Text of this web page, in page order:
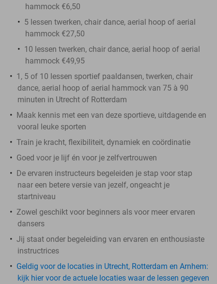
hammock €6,50
5 lessen twerken, chair dance, aerial hoop of aerial
hammock €27,50
10 lessen twerken, chair dance, aerial hoop of aerial
hammock €49,95
1, 5 of 10 lessen sportief paaldansen, twerken, chair
dance, aerial hoop of aerial hammock van 75 à 90
minuten in Utrecht of Rotterdam
Maak kennis met een van deze sportieve, uitdagende en
vooral leuke sporten
Train je kracht, flexibiliteit, dynamiek en coördinatie
Goed voor je lijf én voor je zelfvertrouwen
De ervaren instructeurs begeleiden je stap voor stap
naar een betere versie van jezelf, ongeacht je
startniveau
Zowel geschikt voor beginners als voor meer ervaren
dansers
Jij staat onder begeleiding van ervaren en enthousiaste
instructrices
Geldig voor de locaties in Utrecht, Rotterdam en Arnhem:
kijk hier voor de actuele locaties waar de lessen gegeven